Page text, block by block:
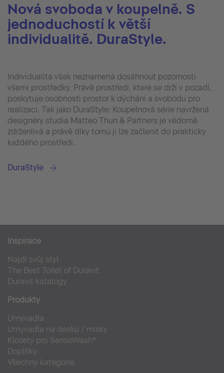
Nová svoboda v koupelně. S
jednoduchostí k větší
individualitě. DuraStyle.
Individualita však neznamená dosáhnout pozornosti
všemi prostředky. Právě prostředí, které se drží v pozadí,
poskytuje osobnosti prostor k dýchání a svobodu pro
realizaci. Tak jako DuraStyle: Koupelnová série navržená
designéry studia Matteo Thun & Partners je vědomě
zdrženlivá a právě díky tomu ji lze začlenit do prakticky
každého prostředí.
DuraStyle
Inspirace
Najdi svůj styl
The Best Toilet of Duravit
Duravit katalogy
Produkty
Umyvadla
Umyvadla na desku / misky
Klozety pro SensoWash®
Doplňky
Všechny kategorie